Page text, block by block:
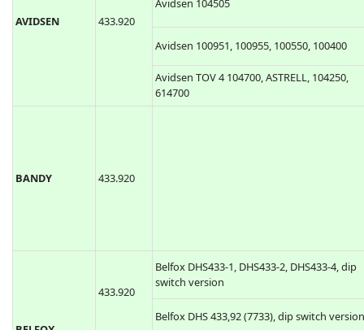
AVIDSEN 433.920
Avidsen 104505
Avidsen 100951, 100955, 100550, 100400
Avidsen TOV 4 104700, ASTRELL, 104250,
614700
BANDY 433.920
433.920
Belfox DHS433-1, DHS433-2, DHS433-4, dip
switch version
Belfox DHS 433,92 (7733), dip switch version